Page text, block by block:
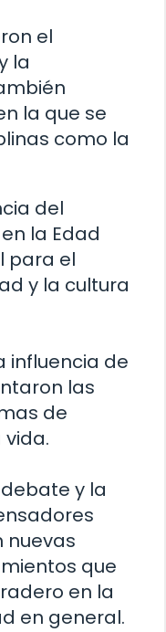
el
la
la que se
como la
del
la Edad
para el
y la cultura
influencia de
las
de
y la
nuevas
que
en la
en general.